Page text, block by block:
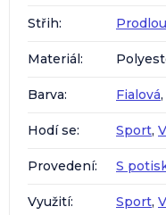
Střih:
Materiál:
Barva: Fialová,
Hodí se: Sport,
Provedení: S
Využití: Sport,